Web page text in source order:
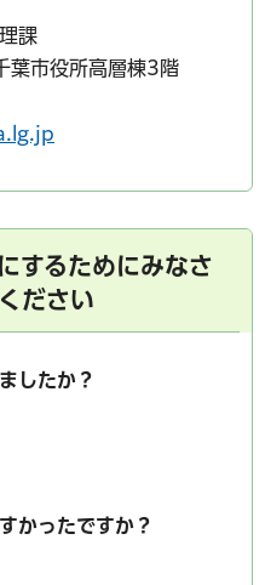
課
葉市役所高層棟3階
するためにみなさ
ださい
したか？
かったですか？